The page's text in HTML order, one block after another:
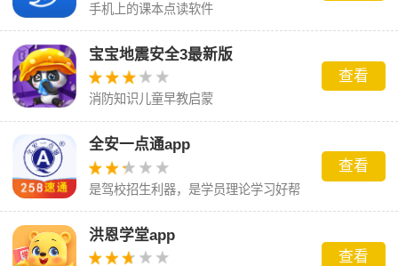
手机上的课本点读软件
宝宝地震安全3最新版
消防知识儿童早教启蒙
查看
全安一点通app
是驾校招生利器，是学员理论学习好帮
手
查看
洪恩学堂app
查看